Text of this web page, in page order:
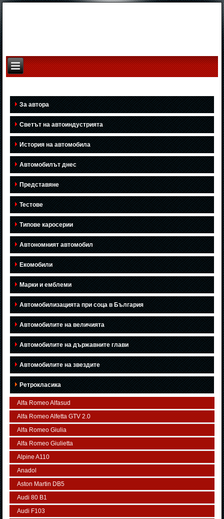
За автора
Светът на автоиндустрията
История на автомобила
Автомобилът днес
Представяне
Тестове
Типове каросерии
Автономният автомобил
Екомобили
Марки и емблеми
Автомобилизацията при соца в България
Автомобилите на величията
Автомобилите на държавните глави
Автомобилите на звездите
Ретрокласика
Alfa Romeo Alfasud
Alfa Romeo Alfetta GTV 2.0
Alfa Romeo Giulia
Alfa Romeo Giulietta
Alpine A110
Anadol
Aston Martin DB5
Audi 80 B1
Audi F103